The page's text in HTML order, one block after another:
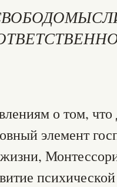
о том,
элемент